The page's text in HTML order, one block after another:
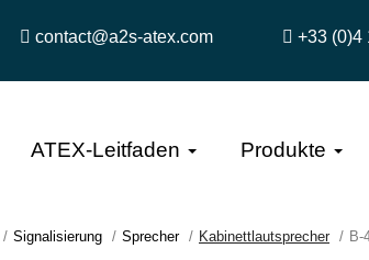
contact@a2s-atex.com +33 (0)4
ATEX-Leitfaden Produkte
Signalisierung Sprecher Kabinettlautsprecher B-